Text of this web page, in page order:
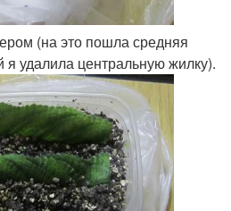
(на это пошла средняя
я удалила центральную жилку).